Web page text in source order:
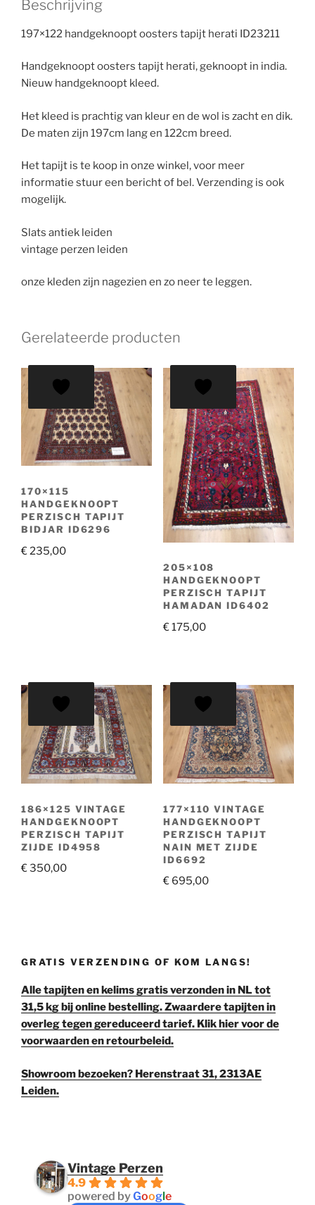
Beschrijving
197×122 handgeknoopt oosters tapijt herati ID23211
Handgeknoopt oosters tapijt herati, geknoopt in india.
Nieuw handgeknoopt kleed.
Het kleed is prachtig van kleur en de wol is zacht en dik.
De maten zijn 197cm lang en 122cm breed.
Het tapijt is te koop in onze winkel, voor meer
informatie stuur een bericht of bel. Verzending is ook
mogelijk.
Slats antiek leiden
vintage perzen leiden
onze kleden zijn nagezien en zo neer te leggen.
Gerelateerde producten
170×115
HANDGEKNOOPT
PERZISCH TAPIJT
BIDJAR ID6296
€ 235,00
205×108
HANDGEKNOOPT
PERZISCH TAPIJT
HAMADAN ID6402
€175,00
186×125 VINTAGE
HANDGEKNOOPT
PERZISCH TAPIJT
ZIJDE ID4958
€350,00
177×110 VINTAGE
HANDGEKNOOPT
PERZISCH TAPIJT
NAIN MET ZIJDE
ID6692
€695,00
GRATIS VERZENDING OF KOM LANGS!
Alle tapijten en kelims gratis verzonden in NL tot
31,5 kg bij online bestelling. Zwaardere tapijten in
overleg tegen gereduceerd tarief. Klik hier voor de
voorwaarden en retourbeleid.
Showroom bezoeken? Herenstraat 31, 2313AE
Leiden.
Vintage Perzen
4.9
powered byGoogle